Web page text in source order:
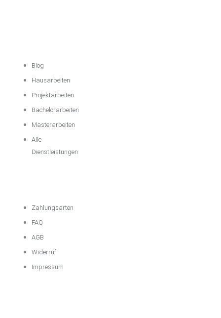
Blog
Hausarbeiten
Projektarbeiten
Bachelorarbeiten
Masterarbeiten
Alle
Dienstleistungen
Zahlungsarten
FAQ
AGB
Widerruf
Impressum